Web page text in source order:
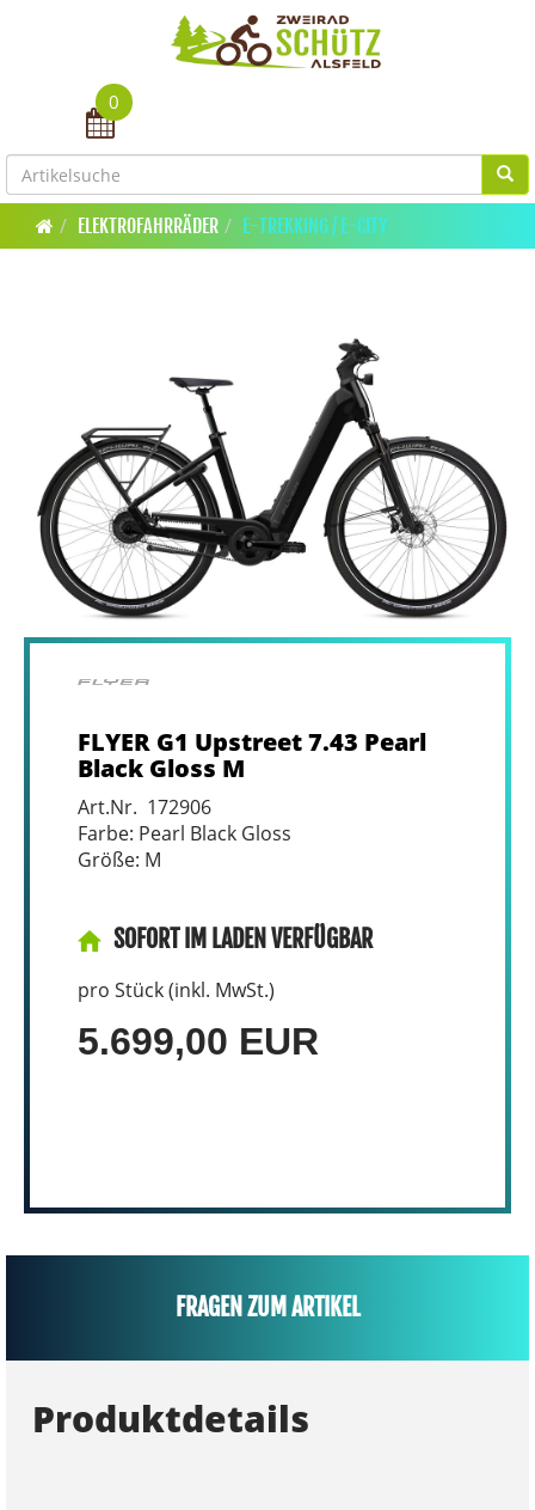
Toggle navigation
0
ELEKTROFAHRRÄDER E-TREKKING / E-CITY
FLYER G1 Upstreet 7.43 Pearl
Black Gloss M
Art.Nr. 172906
Farbe: Pearl Black Gloss
Größe: M
SOFORT IM LADEN VERFÜGBAR
pro Stück (inkl. MwSt.)
5.699,00 EUR
FRAGEN ZUM ARTIKEL
Produktdetails